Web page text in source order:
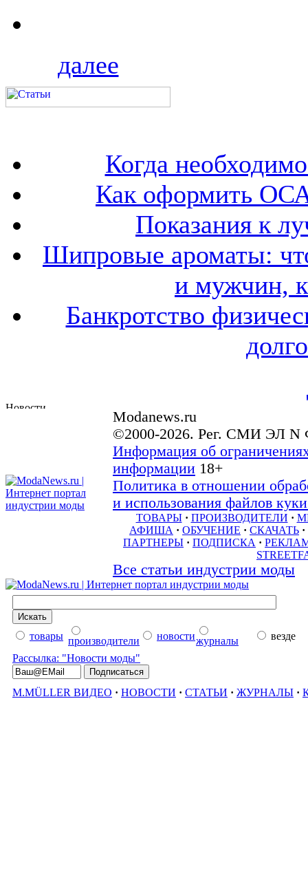
далее
Когда
Как оформить
Показания к
Шипровые ароматы:
и мужчин,
Банкротство
Modanews.ru
©2000-2026. Рег. СМИ ЭЛ N
Информация об
информации 18+
Политика в отношении
и использования файлов
ТОВАРЫ · ПРОИЗВОДИТЕЛИ ·
АФИША · ОБУЧЕНИЕ · СКАЧАТЬ ·
ПАРТНЕРЫ · ПОДПИСКА ·
Все статьи индустрии моды
товары производители новостижурналы
везде
Рассылка: "Новости моды"
M.MÜLLER ВИДЕО · НОВОСТИ · СТАТЬИ · ЖУРНАЛЫ ·